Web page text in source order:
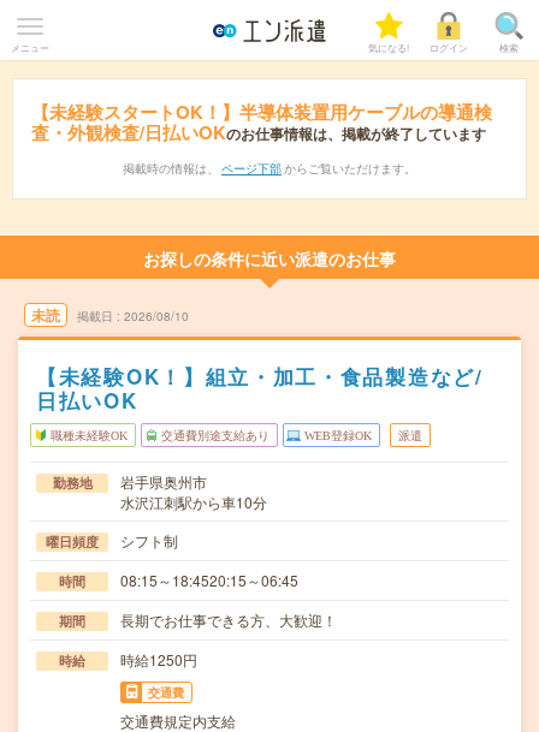
メニュー 気になる! ログイン 検索
【未経験スタートOK！】半導体装置用ケーブルの導通検
査・外観検査/日払いOKのお仕事情報は、掲載が終了しています
掲載時の情報は、 ページ下部 からご覧いただけます。
お探しの条件に近い派遣のお仕事
未読 掲載日 2026/08/10
【未経験OK！】組立・加工・食品製造など/
日払いOK
職種未経験OK 交通費別途支給あり WEB登録OK 派遣
勤務地
岩手県奥州市
水沢江刺駅から車10分
曜日頻度 シフト制
時間 08:15～18:4520:15～06:45
期間 長期でお仕事できる方、大歓迎！
時給 時給1250円
交通費
交通費規定内支給